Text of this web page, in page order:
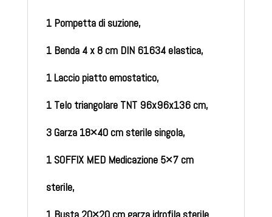
1 Pompetta di suzione,
1 Benda 4 x 8 cm DIN 61634 elastica,
1 Laccio piatto emostatico,
1 Telo triangolare TNT 96x96x136 cm,
3 Garza 18×40 cm sterile singola,
1 SOFFIX MED Medicazione 5×7 cm
sterile,
1 Busta 20×20 cm garza idrofila sterile